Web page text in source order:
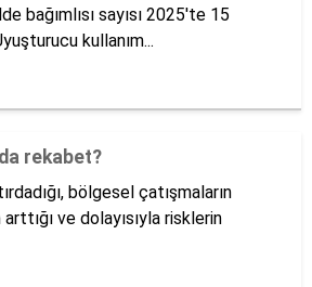
bağımlısı sayısı 2025'te 15
kullanım...
rekabet?
bölgesel çatışmaların
arttığı ve dolayısıyla risklerin